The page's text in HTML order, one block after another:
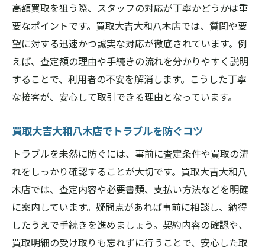
高額買取を狙う際、スタッフの対応が丁寧かどうかは重
要なポイントです。買取大吉大和八木店では、質問や要
望に対する迅速かつ誠実な対応が徹底されています。例
えば、査定額の理由や手続きの流れを分かりやすく説明
することで、利用者の不安を解消します。こうした丁寧
な接客が、安心して取引できる理由となっています。
買取大吉大和八木店でトラブルを防ぐコツ
トラブルを未然に防ぐには、事前に査定条件や買取の流
れをしっかり確認することが大切です。買取大吉大和八
木店では、査定内容や必要書類、支払い方法などを明確
に案内しています。疑問点があれば事前に相談し、納得
したうえで手続きを進めましょう。契約内容の確認や、
買取明細の受け取りも忘れずに行うことで、安心した取